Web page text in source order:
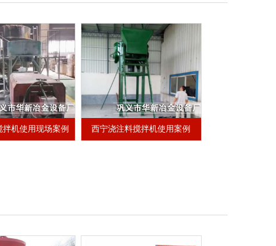
拌机使用现场案例 西宁浇注料搅拌机使用案例